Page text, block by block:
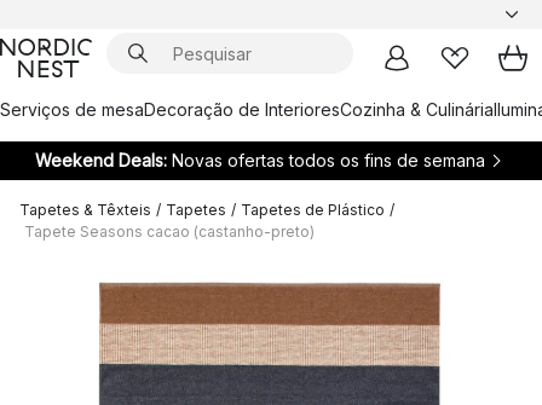
Serviços de mesaDecoração de InterioresCozinha & Culinária
Weekend Deals: Novas ofertas todos os fins de semana
Tapetes & Têxteis / Tapetes / Tapetes de Plástico /
Tapete Seasons cacao (castanho-preto)